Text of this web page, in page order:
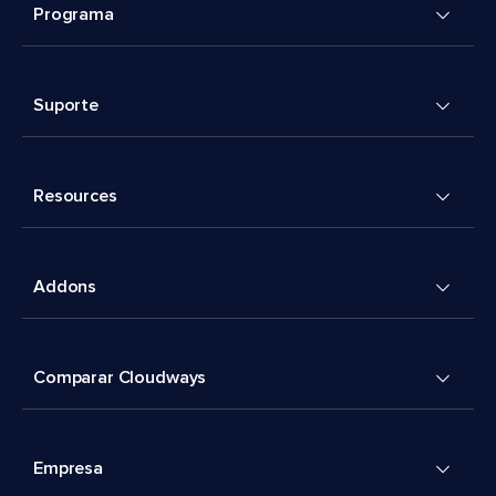
Programa
Suporte
Resources
Addons
Comparar Cloudways
Empresa